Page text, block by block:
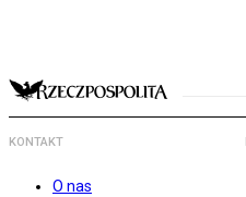
KONTAKT
O nas